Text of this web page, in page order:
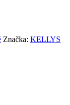
Značka: KELLYS